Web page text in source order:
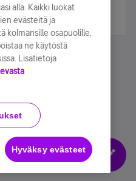
statement
alla. Kaikki luokat
evästeitä ja
kolmansille osapuolille.
ne käytöstä
Lisätietoja
Hyväksy evästeet